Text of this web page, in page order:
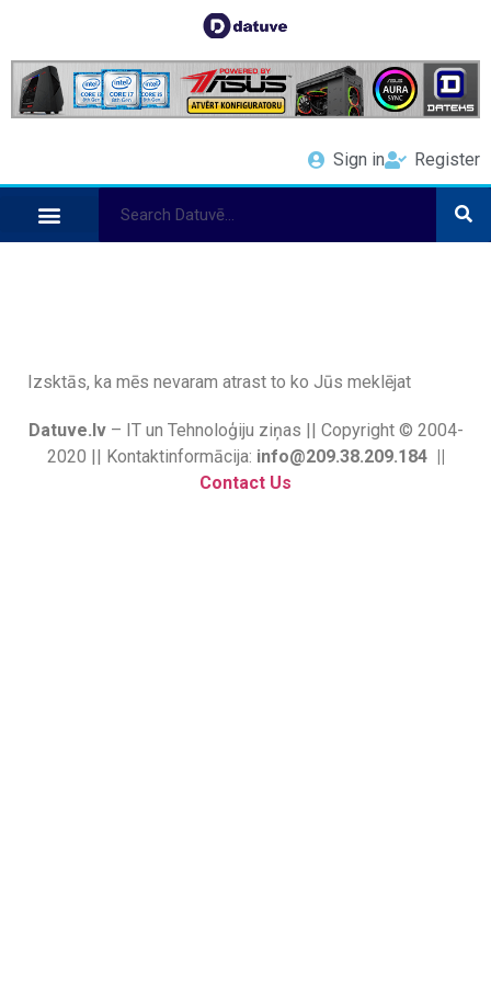
Sign in Register
Izsktās, ka mēs nevaram atrast to ko Jūs meklējat
Datuve.lv– IT un Tehnoloģiju ziņas || Copyright © 2004-
2020 || Kontaktinformācija: info@209.38.209.184 ||
Contact Us